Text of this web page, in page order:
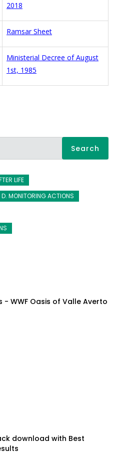
2018
Ramsar Sheet
Ministerial Decree of August
1st, 1985
LIFE
D. MONITORING ACTIONS
WWF Oasis of Valle Averto
download with Best